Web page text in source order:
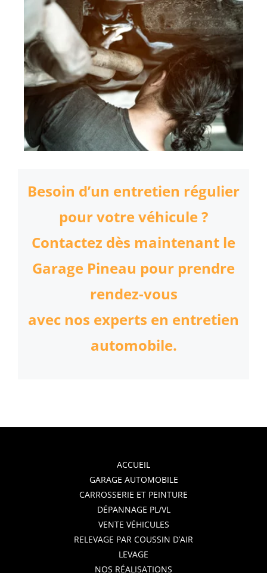
Besoin d’un entretien régulier
pour votre véhicule ?
Contactez dès maintenant le
Garage Pineau pour prendre
rendez-vous
avec nos experts en entretien
automobile.
ACCUEIL
GARAGE AUTOMOBILE
CARROSSERIE ET PEINTURE
DÉPANNAGE PL/VL
VENTE VÉHICULES
RELEVAGE PAR COUSSIN D’AIR
LEVAGE
NOS RÉALISATIONS